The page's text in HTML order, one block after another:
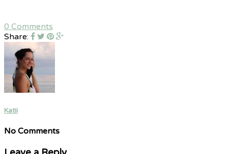
0 Comments
Share:
Katii
No Comments